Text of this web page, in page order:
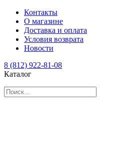
Контакты
О магазине
Доставка и оплата
Условия возврата
Новости
8 (812) 922-81-08
Каталог